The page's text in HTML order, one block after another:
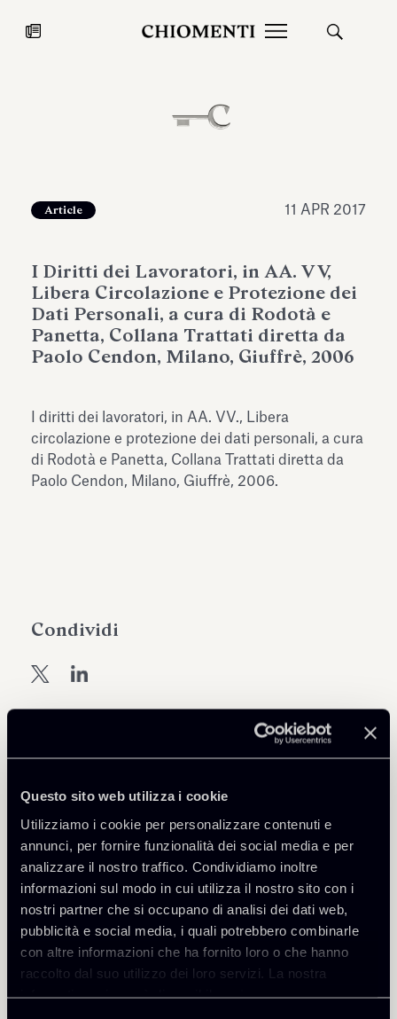
Questo sito web utilizza i cookie
Utilizziamo i cookie per personalizzare contenuti e
annunci, per fornire funzionalità dei social media e per
analizzare il nostro traffico. Condividiamo inoltre
informazioni sul modo in cui utilizza il nostro sito con i
nostri partner che si occupano di analisi dei dati web,
pubblicità e social media, i quali potrebbero combinarle
con altre informazioni che ha fornito loro o che hanno
raccolto dal suo utilizzo dei loro servizi. La nostra
informativa privacy è disponibilequi.
27 LUG 2026
Fondazione Torlonia inaugura la
dell’Antiquarium di Villa Albani
Torlonia
Leggi tutto
Chiomenti
Article 11 APR 2017
I Diritti dei Lavoratori, in AA. VV,
Libera Circolazione e Protezione dei
Dati Personali, a cura di Rodotà e
Panetta, Collana Trattati diretta da
Paolo Cendon, Milano, Giuffrè, 2006
I diritti dei lavoratori, in AA. VV., Libera
circolazione e protezione dei dati personali, a cura
di Rodotà e Panetta, Collana Trattati diretta da
Paolo Cendon, Milano, Giuffrè, 2006.
Condividi